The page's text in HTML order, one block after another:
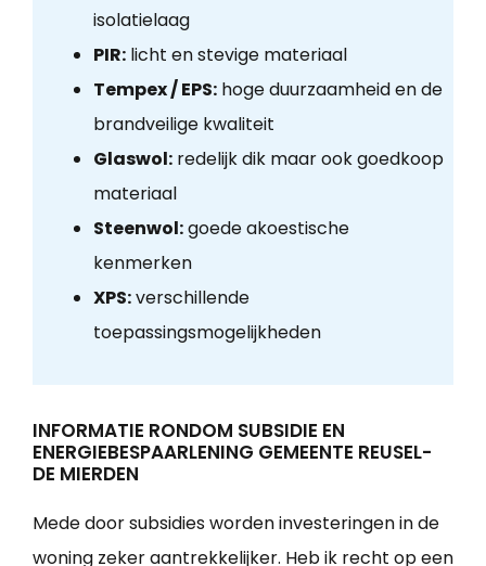
isolatielaag
PIR:licht en stevige materiaal
Tempex / EPS:hoge duurzaamheid en de
brandveilige kwaliteit
Glaswol:redelijk dik maar ook goedkoop
materiaal
Steenwol:goede akoestische
kenmerken
XPS:verschillende
toepassingsmogelijkheden
INFORMATIE RONDOM SUBSIDIE EN
ENERGIEBESPAARLENING GEMEENTE REUSEL-
DE MIERDEN
Mede door subsidies worden investeringen in de
woning zeker aantrekkelijker. Heb ik recht op een